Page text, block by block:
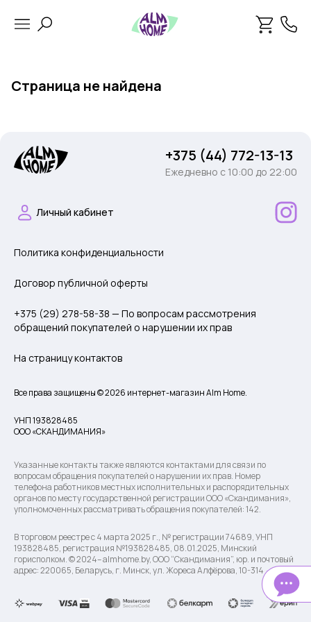
Страница не найдена
+375 (44) 772-13-13
Ежедневно c 10:00 до 22:00
Личный кабинет
Политика конфиденциальности
Договор публичной оферты
+375 (29) 278-58-38 — По вопросам рассмотрения
обращений покупателей о нарушении их прав
На страницу контактов
Все права защищены © 2026 интернет-магазин Alm Home.
УНП 193828485
ООО «СКАНДИМАНИЯ»
Указанные контакты также являются контактами для связи по
вопросам обращения покупателей о нарушении их прав. Номер
телефона работников местных исполнительных и распорядительных
органов по месту государственной регистрации ООО «Скандимания»,
уполномоченных рассматривать обращения покупателей: 142.
В торговом реестре с 4 марта 2025 г., № регистрации 74689, УНП
193828485, регистрация №193828485, 08.01.2025, Минский
горисполком. © 2024– almhome.by, ООО “Скандимания”, юр. и почтовый
адрес: 220065, Беларусь, г. Минск, ул. Жореса Алфёрова, 10-314